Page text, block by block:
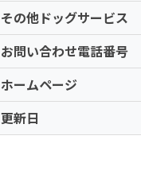
その他ドッグサービス
お問い合わせ電話番号
ホームページ
更新日